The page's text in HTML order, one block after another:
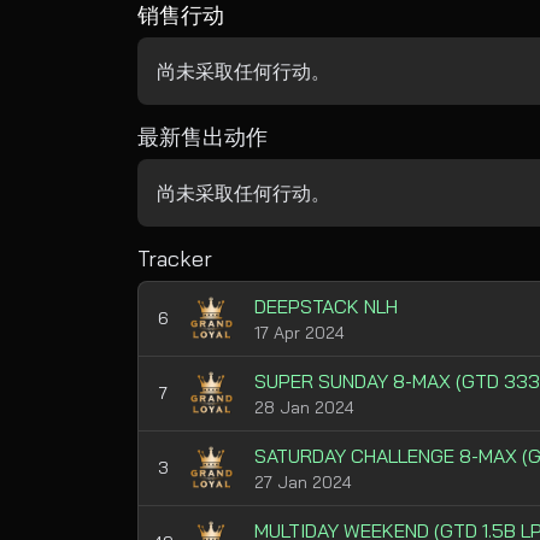
销售行动
尚未采取任何行动。
最新售出动作
尚未采取任何行动。
Tracker
6 DEEPSTACK NLH
17 Apr 2024
7 SUPER SUNDAY 8-MAX (GTD
28 Jan 2024
3 SATURDAY CHALLENGE 8-MAX
27 Jan 2024
MULTIDAY WEEKEND (GTD 1.5B